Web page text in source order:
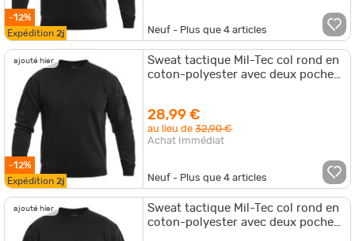
-12%
Expédition 2j Neuf - Plus que4 articles
ajouté hier
-12%
Expédition 2j
Sweat tactique Mil-Tec col rond en
coton-polyester avec deux poches
28,99 €
au lieu de32,90 €
Achat Immédiat
Neuf - Plus que4 articles
ajouté hier
Sweat tactique Mil-Tec col rond en
coton-polyester avec deux poches